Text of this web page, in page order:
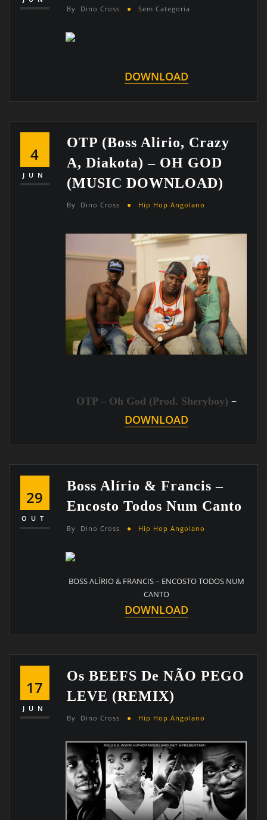
By Dino Cross Sem Categoria
DOWNLOAD
4
JUN
OTP (Boss Alirio, Crazy
A, Diakota) – OH GOD
(MUSIC DOWNLOAD)
By Dino Cross Hip Hop Angolano
OTP – Oh God (Prod. Sheryboy) –
DOWNLOAD
29
OUT
Boss Alírio & Francis –
Encosto Todos Num Canto
By Dino Cross Hip Hop Angolano
BOSS ALÍRIO & FRANCIS – ENCOSTO TODOS NUM
CANTO
DOWNLOAD
17
JUN
Os BEEFS De NÃO PEGO
LEVE (REMIX)
By Dino Cross Hip Hop Angolano